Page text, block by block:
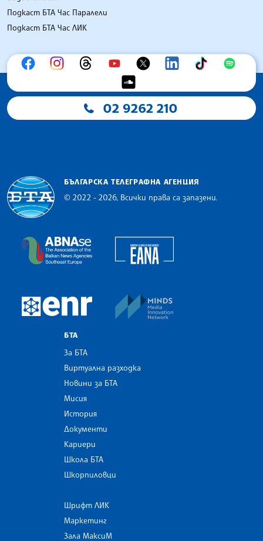
Подкаст БТА Час Паралели
Подкаст БТА Час ЛИК
02 9262 210
БЪЛГАРСКА ТЕЛЕГРАФНА АГЕНЦИЯ
© 2022 - 2026, Всички права са запазени.
The Assocoation of the Balkan News Agencies
European Newsroom
БТА
За БТА
Виртуална разходка
Новини за БТА
Мисия
История
Документи
Кариери
Школа БТА
Шкорпиловци
Шрифт ЛИК
Маркетинг
Зала МаксиМ